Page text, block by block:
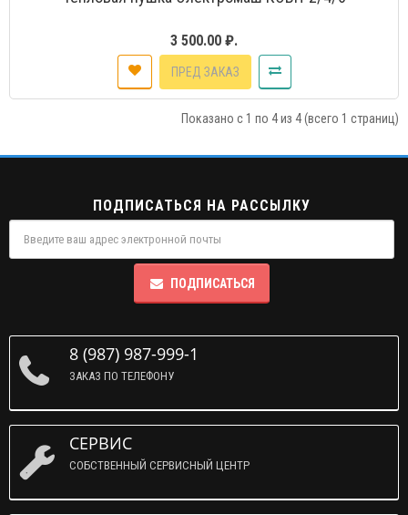
3 500.00 ₽.
ПРЕД ЗАКАЗ
Показано с 1 по 4 из 4 (всего 1 страниц)
ПОДПИСАТЬСЯ НА РАССЫЛКУ
ПОДПИСАТЬСЯ
8 (987) 987-999-1
ЗАКАЗ ПО ТЕЛЕФОНУ
СЕРВИС
СОБСТВЕННЫЙ СЕРВИСНЫЙ ЦЕНТР